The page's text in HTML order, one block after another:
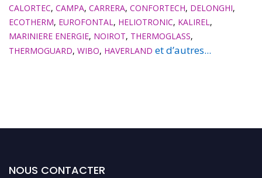
CALORTEC, CAMPA, CARRERA, CONFORTECH, DELONGHI,
ECOTHERM, EUROFONTAL , HELIOTRONIC, KALIREL ,
MARINIERE ENERGIE, NOIROT, THERMOGLASS,
THERMOGUARD, WIBO, HAVERLAND et d’autres...
NOUS CONTACTER